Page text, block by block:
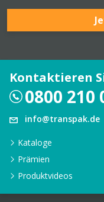
Kontaktieren
0800 210
info@transpak.de
Kataloge
Prämien
Produktvideos